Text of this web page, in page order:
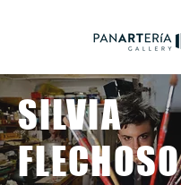
SILVIA
FLECHOSO